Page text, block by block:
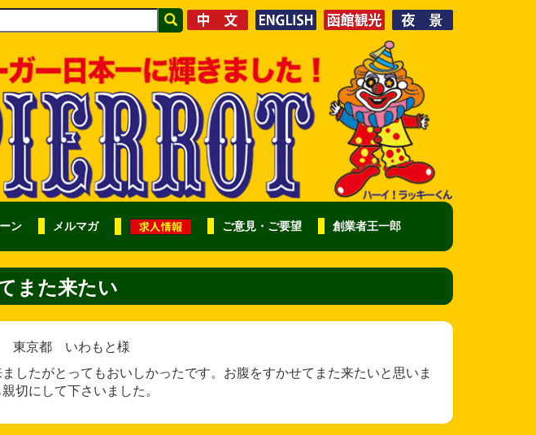
ン メルマガ ご意見・ご要望 創業者王一郎
また来たい
東京都 いわもと様
したがとってもおいしかったです。お腹をすかせてまた来たいと思いま
切にして下さいました。